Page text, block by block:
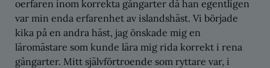
oerfaren inom korrekta gångarter då han egentligen
var min enda erfarenhet av islandshäst. Vi började
kika på en andra häst, jag önskade mig en
läromästare som kunde lära mig rida korrekt i rena
gångarter. Mitt självförtroende som ryttare var, i